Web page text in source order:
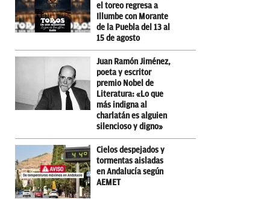
el toreo regresa a
Illumbe con Morante
de la Puebla del 13 al
15 de agosto
Juan Ramón Jiménez,
poeta y escritor
premio Nobel de
Literatura: «Lo que
más indigna al
charlatán es alguien
silencioso y digno»
Cielos despejados y
tormentas aisladas
en Andalucía según
AEMET